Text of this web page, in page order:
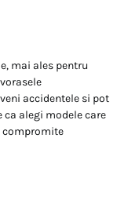
mai ales pentru
accidentele si pot
alegi modele care
compromite